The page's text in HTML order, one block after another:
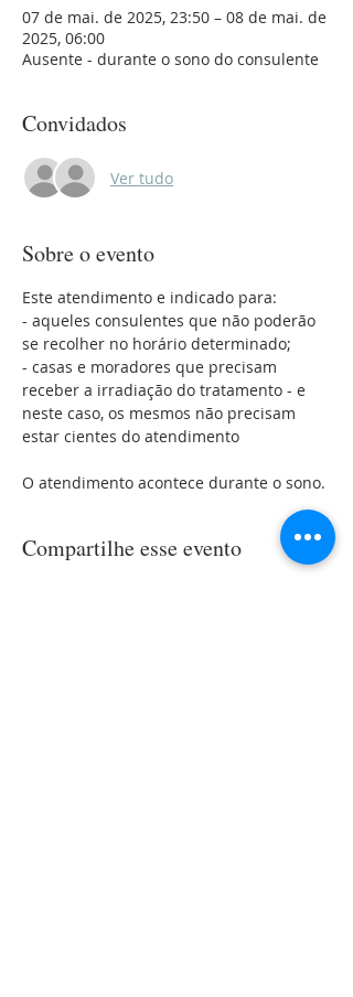
07 de mai. de 2025, 23:50 – 08 de mai. de
2025, 06:00
Ausente - durante o sono do consulente
Convidados
Ver tudo
Sobre o evento
Este atendimento e indicado para:
- aqueles consulentes que não poderão
se recolher no horário determinado;
- casas e moradores que precisam
receber a irradiação do tratamento - e
neste caso, os mesmos não precisam
estar cientes do atendimento
O atendimento acontece durante o sono.
Compartilhe esse evento